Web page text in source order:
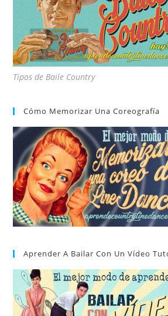
Tipos de Baile Country
Cómo Memorizar Una Coreografía
Aprender A Bailar Con Un Vídeo